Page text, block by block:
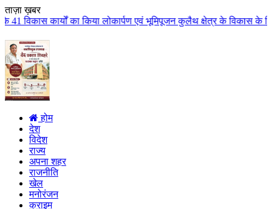
ताज़ा ख़बर
एवं भूमिपूजन कुलैथ क्षेत्र के विकास के लिये की बड़ी-बड़ी
होम
देश
विदेश
राज्य
अपना शहर
राजनीति
खेल
मनोरंजन
क्राइम